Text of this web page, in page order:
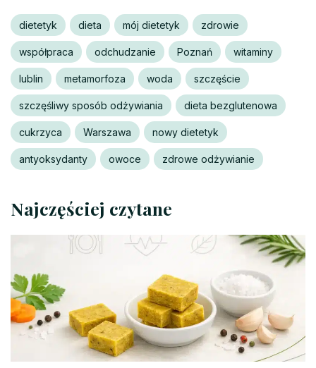
dietetyk dieta mój dietetyk zdrowie
współpraca odchudzanie Poznań witaminy
lublin metamorfoza woda szczęście
szczęśliwy sposób odżywiania dieta bezglutenowa
cukrzyca Warszawa nowy dietetyk
antyoksydanty owoce zdrowe odżywianie
Najczęściej czytane